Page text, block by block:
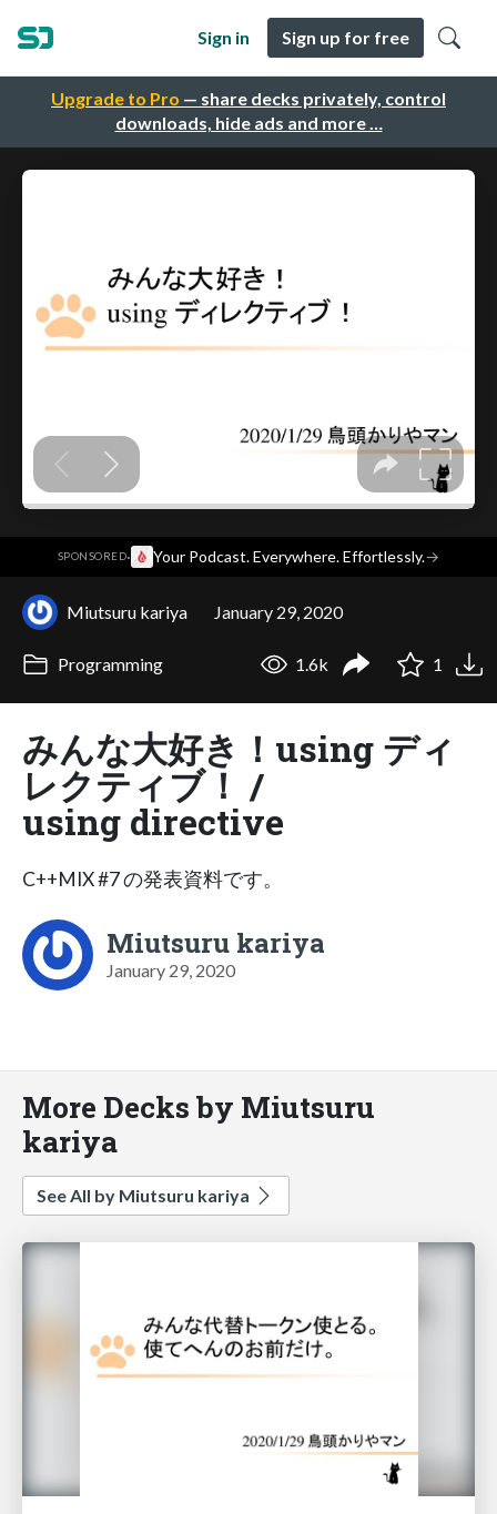
Upgrade to Pro — share decks privately, control
downloads, hide ads and more …
Sign in Sign up for free
SPONSORED· Your Podcast. Everywhere. Effortlessly.→
Miutsuru kariya January 29, 2020
Programming 1.6k 1
みんな大好き！using ディ
レクティブ！ /
using directive
C++MIX #7 の発表資料です。
Miutsuru kariya
January 29, 2020
More Decks by Miutsuru
kariya
See All by Miutsuru kariya